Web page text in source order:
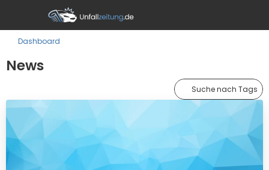
Dashboard
News
Suche nach Tags